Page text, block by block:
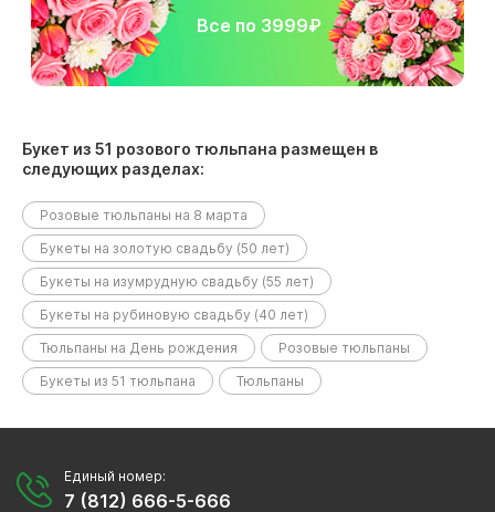
Все по 3999₽
Букет из 51 розового тюльпана размещен в
следующих разделах:
Розовые тюльпаны на 8 марта
Букеты на золотую свадьбу (50 лет)
Букеты на изумрудную свадьбу (55 лет)
Букеты на рубиновую свадьбу (40 лет)
Тюльпаны на День рождения
Розовые тюльпаны
Букеты из 51 тюльпана
Тюльпаны
Единый номер:
7 (812) 666-5-666